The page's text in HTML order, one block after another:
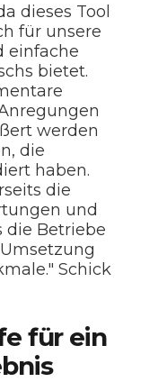
dieses Tool
für unsere
einfache
bietet.
werden
die
haben.
die
und
die Betriebe
Schick
für ein